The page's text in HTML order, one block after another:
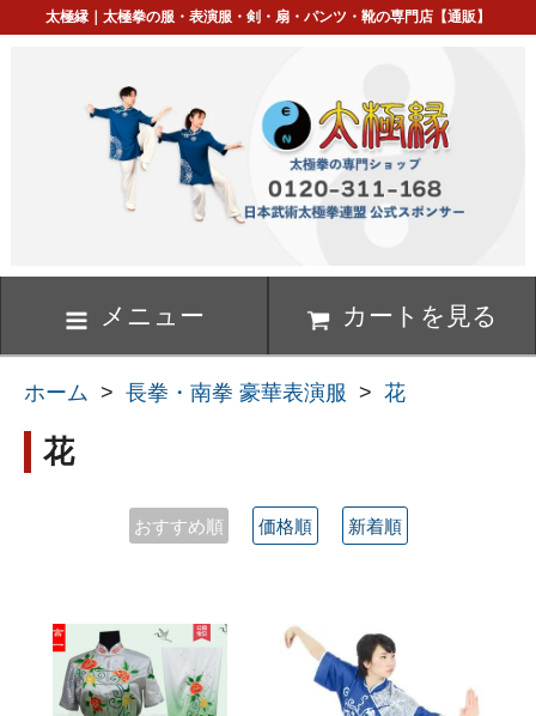
太極縁｜太極拳の服・表演服・剣・扇・パンツ・靴の専門店【通販】
メニュー カートを見る
ホーム > 長拳・南拳 豪華表演服 > 花
花
おすすめ順 価格順 新着順